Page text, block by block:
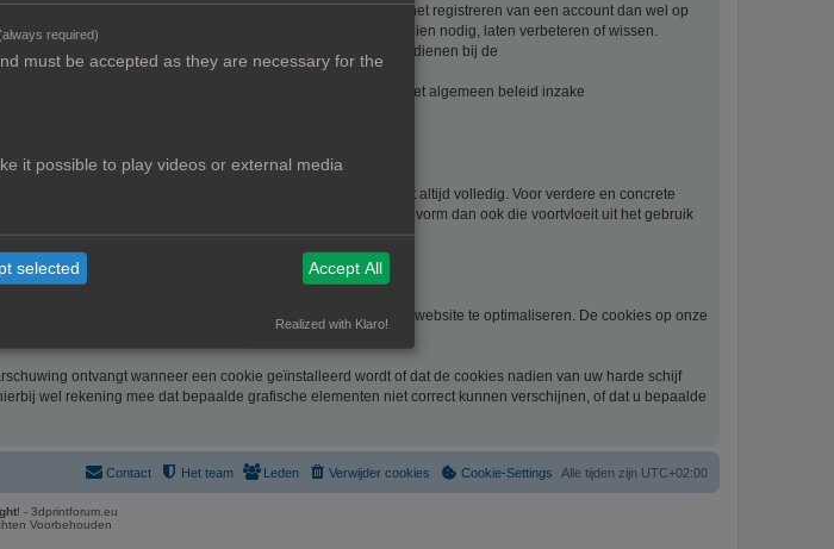
op basis van de contractuele relatie als gevolg van het registreren van een account dan wel op
over u wordt u op verzoek meegedeeld. U kan deze, indien nodig, laten verbeteren of wissen.
3DPrintforum.eu uw gegevens verwerkt, kan u klacht indienen bij de
3DPrintforum.eu omgaat met uw gegevens vindt u in het algemeen beleid inzake
akkoord met de volgende algemene voorwaarden:
deze informatie richtinggevend en door de beknoptheid niet altijd volledig. Voor verdere en concrete
wijzen we elke aansprakelijkheid af voor schade van welke vorm dan ook die voortvloeit uit het gebruik
laten verlopen en cookies geven ons de mogelijkheid om de website te optimaliseren. De cookies op onze
ontvangt wanneer een cookie geïnstalleerd wordt of dat de cookies nadien van uw harde schijf
wel rekening mee dat bepaalde grafische elementen niet correct kunnen verschijnen, of dat u bepaalde
Alle tijden zijn UTC+02:00
Cookie-Settings
Verwijder cookies
Leden
Het team
Contact
! - 3dprintforum.eu
Voorbehouden
required)
must be accepted as they are necessary for the
it possible to play videos or external media
selected Accept All
Realized with Klaro!